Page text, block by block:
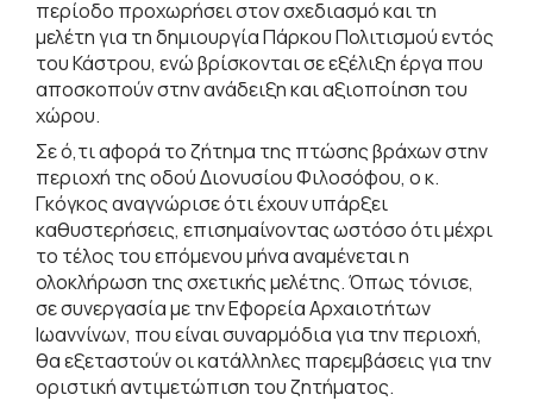
περίοδο προχωρήσει στον σχεδιασμό και τη
μελέτη για τη δημιουργία Πάρκου Πολιτισμού εντός
του Κάστρου, ενώ βρίσκονται σε εξέλιξη έργα που
αποσκοπούν στην ανάδειξη και αξιοποίηση του
χώρου.
Σε ό,τι αφορά το ζήτημα της πτώσης βράχων στην
περιοχή της οδού Διονυσίου Φιλοσόφου, ο κ.
Γκόγκος αναγνώρισε ότι έχουν υπάρξει
καθυστερήσεις, επισημαίνοντας ωστόσο ότι μέχρι
το τέλος του επόμενου μήνα αναμένεται η
ολοκλήρωση της σχετικής μελέτης. Όπως τόνισε,
σε συνεργασία με την Εφορεία Αρχαιοτήτων
Ιωαννίνων, που είναι συναρμόδια για την περιοχή,
θα εξεταστούν οι κατάλληλες παρεμβάσεις για την
οριστική αντιμετώπιση του ζητήματος.